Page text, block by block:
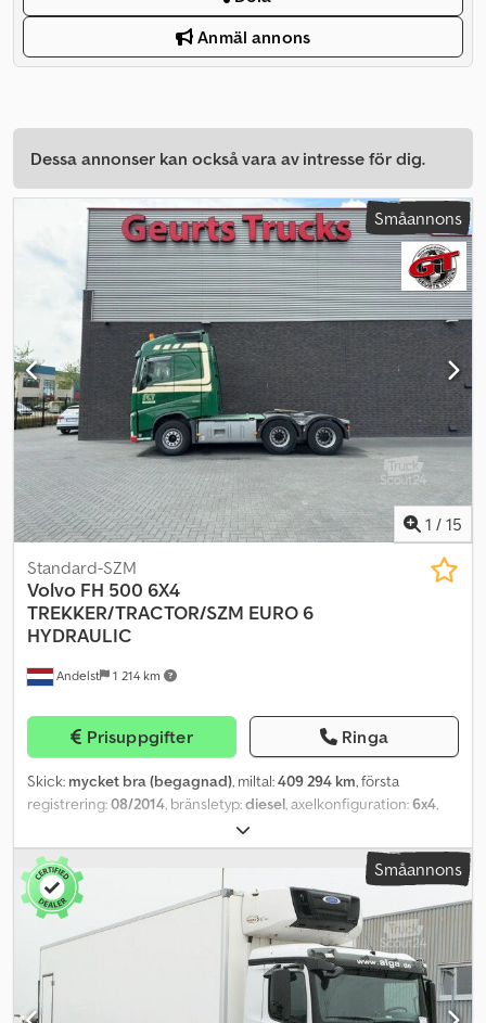
Anmäl annons
Dessa annonser kan också vara av intresse för dig.
Småannons
1 / 15
Andelst 1 214 km
Standard-SZM
Volvo FH 500 6X4
TREKKER/TRACTOR/SZM EURO 6
HYDRAULIC
Prisuppgifter Ringa
Skick: mycket bra (begagnad), miltal:409 294 km, första
registrering:08/2014, bränsletyp:diesel, axelkonfiguration:6x4,
diesel, bränsletankens kapacitet:
bromsar:motorbroms, färg:grön, förarhytt:sovhytt, växeltyp:
automatisk
Euro 6 2014,
Utrustning:
ABS, AdBlue, centrallås, dimljus, elektrisk fönsterhiss,
elstyrd spegel, farthållare, kylskåp, luftkonditionering,
navigationssystem, parkeringsvärmare, partikelfilter, spoiler
Fler alternativ och tillbehör = Dksdpfxsuxvx Eo Ahvor - Bromsservo
- Takspoiler - Ljuddämpad - Farthållarbegränsare - Luftfjädring -
Lufthorn - Partikelfilter - Sovhytt - Solskyddsklaff -
Småannons